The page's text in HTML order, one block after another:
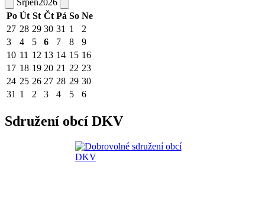
Po Út St Čt Pá So Ne
27 28 29 30 31 1
2
3
4 5 6 7 8
9
10 11 12 13 14 15 16
17 18 19 20 21 22 23
24 25 26 27 28 29 30
31 1 2 3 4 5 6
Sdružení obcí DKV